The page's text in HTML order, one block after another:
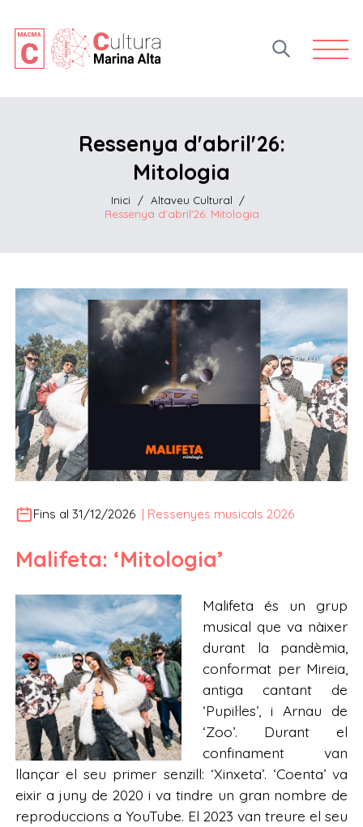
Open
Ressenya d'abril'26:
Mitologia
Inici / Altaveu Cultural
/
Ressenya d'abril'26: Mitologia
Fins al 31/12/2026 Ressenyes musicals 2026
Malifeta: ‘Mitologia’
Malifeta és un grup
musical que va nàixer
durant la pandèmia,
conformat per Mireia,
antiga cantant de
‘Pupil·les’, i Arnau de
‘Zoo’. Durant el
confinament van
llançar el seu primer senzill: ‘Xinxeta’. ‘Coenta’ va
eixir a juny de 2020 i va tindre un gran nombre de
reproduccions a YouTube. El 2023 van treure el seu